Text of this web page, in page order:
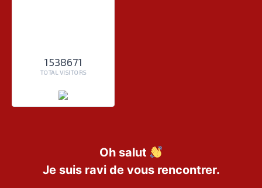
1538671
TOTAL VISITORS
Oh salut
Je suis ravi de vous rencontrer.